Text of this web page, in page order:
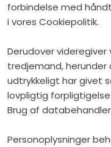
forbindelse med
i vores Cookiepolitik.
Derudover videregiver
tredjemand, herunder
udtrykkeligt har givet
lovpligtig
Brug af
Personoplysninger